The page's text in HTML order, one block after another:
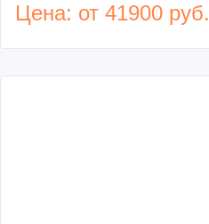
Цена: от 41900 руб.